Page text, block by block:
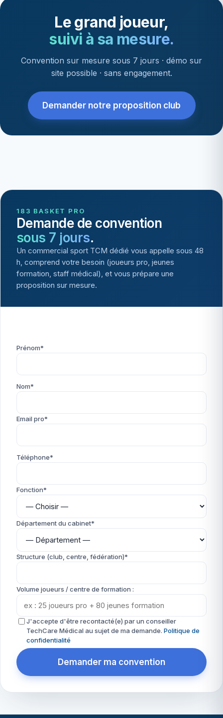
Le grand joueur,
suivi à sa mesure.
Convention sur mesure sous 7 jours · démo sur
site possible · sans engagement.
Demander notre proposition club
183 BASKET PRO
Demande de convention
sous 7 jours.
Un commercial sport TCM dédié vous appelle sous 48
h, comprend votre besoin (joueurs pro, jeunes
formation, staff médical), et vous prépare une
proposition sur mesure.
Prénom*
Nom*
Email pro*
Téléphone*
Fonction*
Département du cabinet*
Structure (club, centre, fédération)*
Volume joueurs / centre de formation :
J'accepte d'être recontacté(e) par un conseiller
TechCare Médical au sujet de ma demande. Politique de
confidentialité
Demander ma convention